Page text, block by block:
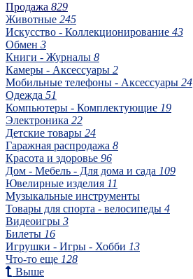
Продажа 829
Животные 245
Искусство - Коллекционирование 43
Обмен 3
Книги - Журналы 8
Камеры - Аксессуары 2
Мобильные телефоны - Аксессуары 24
Одежда 51
Компьютеры - Комплектующие 19
Электроника 22
Детские товары 24
Гаражная распродажа 8
Красота и здоровье 96
Дом - Мебель - Для дома и сада 109
Ювелирные изделия 11
Музыкальные инструменты
Товары для спорта - велосипеды 4
Видеоигры 3
Билеты 16
Игрушки - Игры - Хобби 13
Что-то еще 128
Выше